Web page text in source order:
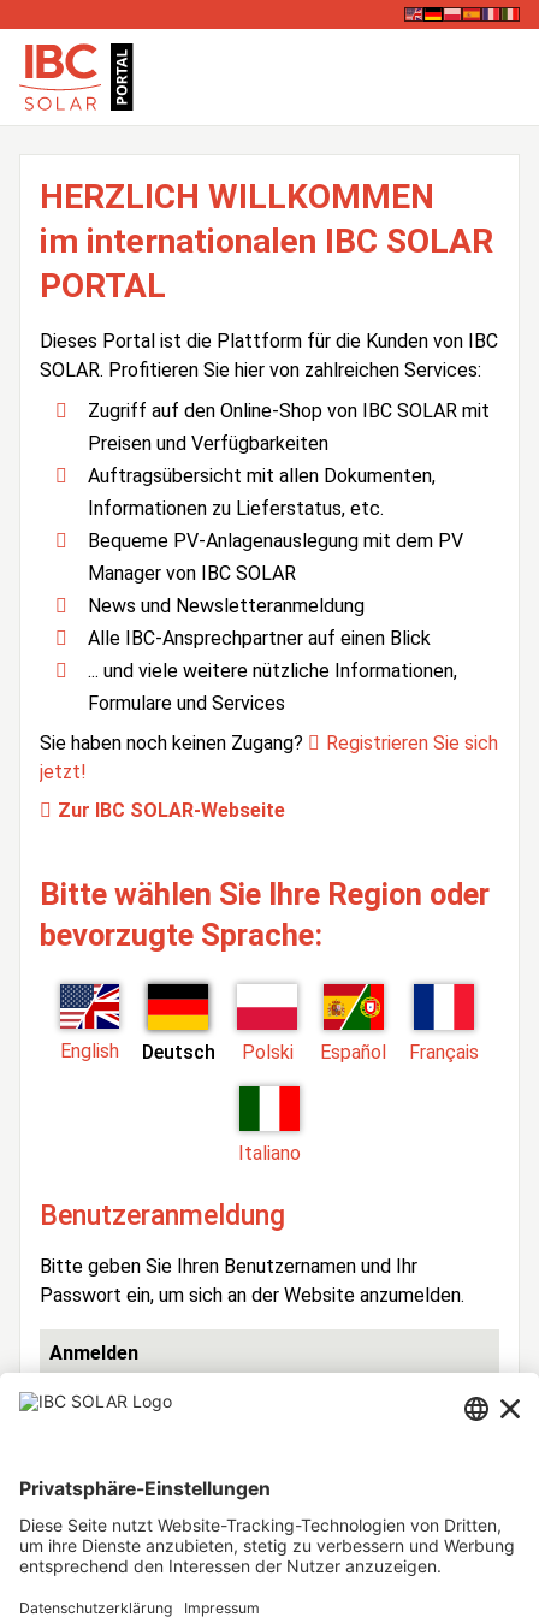
HERZLICH WILLKOMMEN
im internationalen IBC SOLAR
PORTAL
Dieses Portal ist die Plattform für die Kunden von IBC
SOLAR. Profitieren Sie hier von zahlreichen Services:
Zugriff auf den Online-Shop von IBC SOLAR mit
Preisen und Verfügbarkeiten
Auftragsübersicht mit allen Dokumenten,
Informationen zu Lieferstatus, etc.
Bequeme PV-Anlagenauslegung mit dem PV
Manager von IBC SOLAR
News und Newsletteranmeldung
Alle IBC-Ansprechpartner auf einen Blick
... und viele weitere nützliche Informationen,
Formulare und Services
Sie haben noch keinen Zugang?
Registrieren Sie sich
jetzt!
Zur IBC SOLAR-Webseite
Bitte wählen Sie Ihre Region oder
bevorzugte Sprache:
English Deutsch Polski Español Français
Italiano
Benutzeranmeldung
Bitte geben Sie Ihren Benutzernamen und Ihr
Passwort ein, um sich an der Website anzumelden.
Anmelden
Passwort:
Angemeldet bleiben: